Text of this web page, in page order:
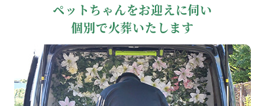
ペットちゃんをお迎えに伺い
個別で火葬いたします